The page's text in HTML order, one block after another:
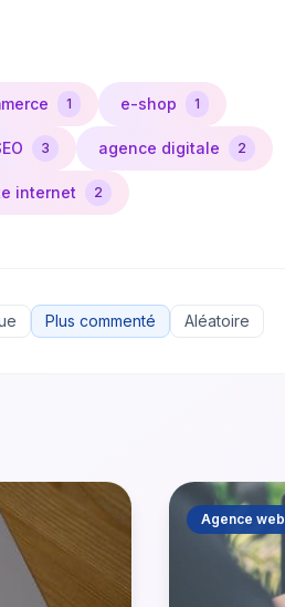
1 e-shop 1
3 agence digitale 2
internet 2
Plus commenté Aléatoire
Agence web